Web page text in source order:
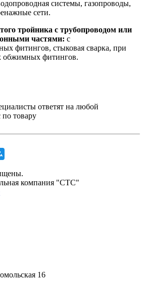
системы, газопроводы,
сети.
тройника с трубопроводом или
частями: с
фитингов, стыковая сварка, при
обжимных фитингов.
ответят на любой
товару
компания "СТС"
16